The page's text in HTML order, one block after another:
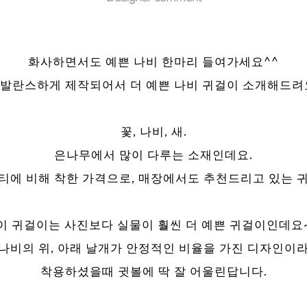
화사하면서도 예쁜 나비 한마리 들여가세요^^
란스하게 제작되어서 더 예쁜 나비 귀걸이 소개해드려
꽃, 나비, 새.
은나무에서 많이 다루는 소재인데요.
에 비해 착한 가격으로, 매장에서도 추천드리고 있는
귀걸이는 사진보다 실물이 훨씬 더 예쁜 귀걸이인데요
비의 위, 아래 날개가 안정적인 비율을 가진 디자인이
착용하셨을때 귓볼에 딱 잘 어울린답니다.